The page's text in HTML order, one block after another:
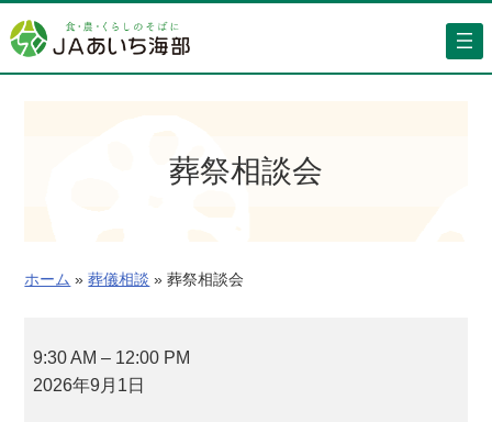
容
を
葬祭相談会
ホーム » 葬儀相談 » 葬祭相談会
祭
相
9:30 AM – 12:00 PM
2026年9月1日